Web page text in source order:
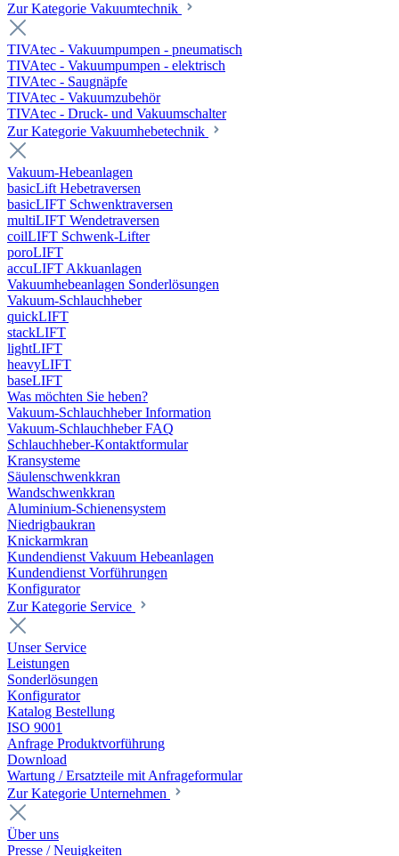
Zur Kategorie Vakuumtechnik
TIVAtec - Vakuumpumpen - pneumatisch
TIVAtec - Vakuumpumpen - elektrisch
TIVAtec - Saugnäpfe
TIVAtec - Vakuumzubehör
TIVAtec - Druck- und Vakuumschalter
Zur Kategorie Vakuumhebetechnik
Vakuum-Hebeanlagen
basicLift Hebetraversen
basicLIFT Schwenktraversen
multiLIFT Wendetraversen
coilLIFT Schwenk-Lifter
poroLIFT
accuLIFT Akkuanlagen
Vakuumhebeanlagen Sonderlösungen
Vakuum-Schlauchheber
quickLIFT
stackLIFT
lightLIFT
heavyLIFT
baseLIFT
Was möchten Sie heben?
Vakuum-Schlauchheber Information
Vakuum-Schlauchheber FAQ
Schlauchheber-Kontaktformular
Kransysteme
Säulenschwenkkran
Wandschwenkkran
Aluminium-Schienensystem
Niedrigbaukran
Knickarmkran
Kundendienst Vakuum Hebeanlagen
Kundendienst Vorführungen
Konfigurator
Zur Kategorie Service
Unser Service
Leistungen
Sonderlösungen
Konfigurator
Katalog Bestellung
ISO 9001
Anfrage Produktvorführung
Download
Wartung / Ersatzteile mit Anfrageformular
Zur Kategorie Unternehmen
Über uns
Presse / Neuigkeiten